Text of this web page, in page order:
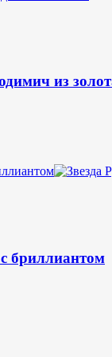
из
с бриллиантом